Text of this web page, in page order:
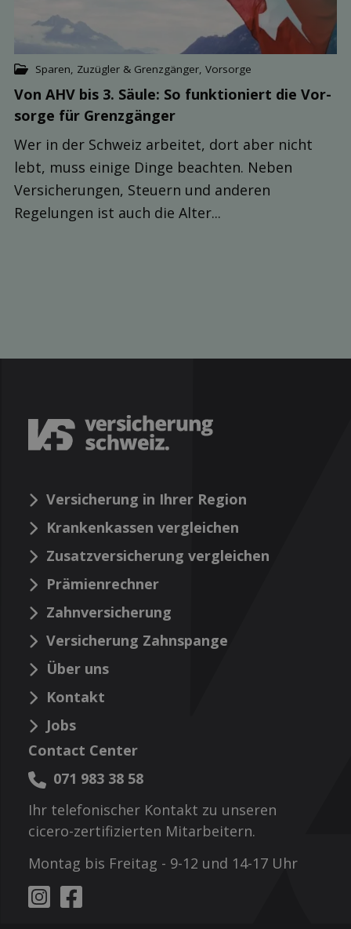
Sparen, Zuzügler & Grenzgänger, Vorsorge
Von AHV bis 3. Säule: So funktioniert die Vor­
sorge für Grenz­gänger
Wer in der Schweiz arbeitet, dort aber nicht
lebt, muss einige Dinge beachten. Neben
Versicherungen, Steuern und anderen
Regelungen ist auch die Alter...
Versicherung in Ihrer Region
Krankenkassen vergleichen
Zusatzversicherung vergleichen
Prämienrechner
Zahnversicherung
Versicherung Zahnspange
Über uns
Kontakt
Jobs
Contact Center
071 983 38 58
Ihr telefonischer Kontakt zu unseren
cicero-zertifizierten Mitarbeitern.
Montag bis Freitag - 9-12 und 14-17 Uhr